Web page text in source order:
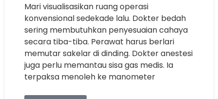
Mari visualisasikan ruang operasi
konvensional sedekade lalu. Dokter bedah
sering membutuhkan penyesuaian cahaya
secara tiba-tiba. Perawat harus berlari
memutar sakelar di dinding. Dokter anestesi
juga perlu memantau sisa gas medis. Ia
terpaksa menoleh ke manometer